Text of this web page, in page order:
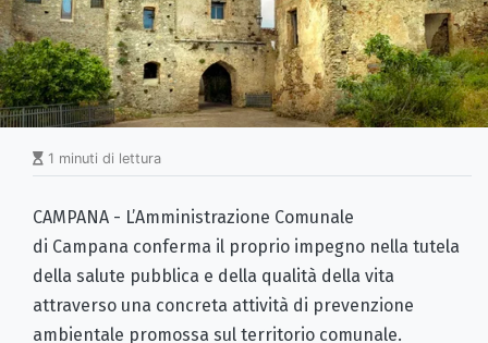
1 minuti di lettura
CAMPANA - L’Amministrazione Comunale
di Campana conferma il proprio impegno nella tutela
della salute pubblica e della qualità della vita
attraverso una concreta attività di prevenzione
ambientale promossa sul territorio comunale.